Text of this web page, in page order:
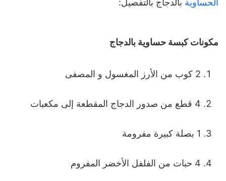
الحساوية بالدجاج بالتفصيل:
مكونات كبسة حساوية بالدجاج
2 كوب من الأرز المغسول و المصفى
4 قطع من صدور الدجاج المقطعة إلى مكعبات
1 بصلة كبيرة مفرومة
4 حبات من الفلفل الأخضر المفروم